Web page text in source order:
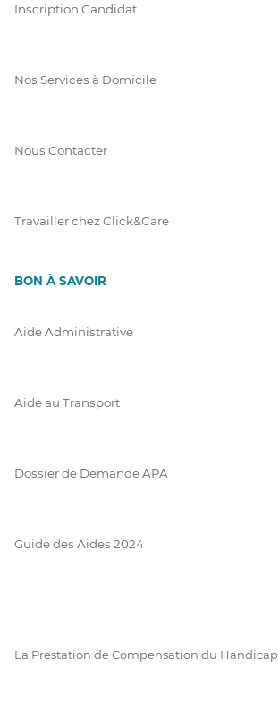
Inscription Candidat
Nos Services à Domicile
Nous Contacter
Travailler chez Click&Care
BON À SAVOIR
Aide Administrative
Aide au Transport
Dossier de Demande APA
Guide des Aides 2024
La Prestation de Compensation du Handicap